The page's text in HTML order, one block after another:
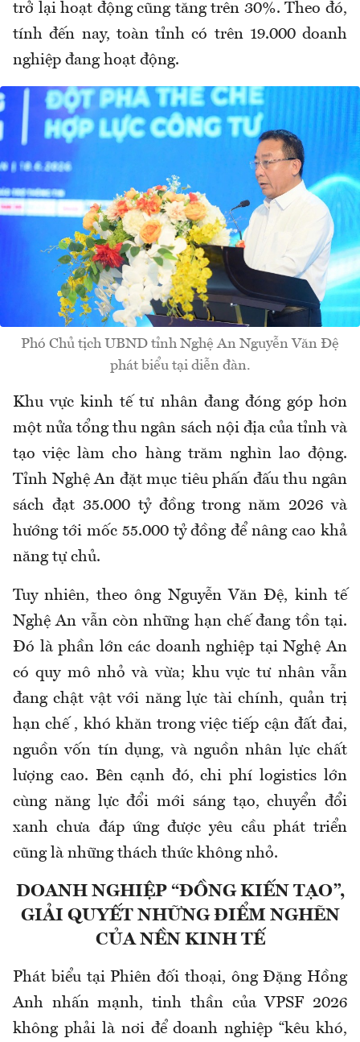
trở lại hoạt động cũng tăng trên 30%. Theo đó,
tính đến nay, toàn tỉnh có trên 19.000 doanh
nghiệp đang hoạt động.
Phó Chủ tịch UBND tỉnh Nghệ An Nguyễn Văn Đệ
phát biểu tại diễn đàn.
Khu vực kinh tế tư nhân đang đóng góp hơn
một nửa tổng thu ngân sách nội địa của tỉnh và
tạo việc làm cho hàng trăm nghìn lao động.
Tỉnh Nghệ An đặt mục tiêu phấn đấu thu ngân
sách đạt 35.000 tỷ đồng trong năm 2026 và
hướng tới mốc 55.000 tỷ đồng để nâng cao khả
năng tự chủ.
Tuy nhiên, theo ông Nguyễn Văn Đệ, kinh tế
Nghệ An vẫn còn những hạn chế đang tồn tại.
Đó là phần lớn các doanh nghiệp tại Nghệ An
có quy mô nhỏ và vừa; khu vực tư nhân vẫn
đang chật vật với năng lực tài chính, quản trị
hạn chế , khó khăn trong việc tiếp cận đất đai,
nguồn vốn tín dụng, và nguồn nhân lực chất
lượng cao. Bên cạnh đó, chi phí logistics lớn
cùng năng lực đổi mới sáng tạo, chuyển đổi
xanh chưa đáp ứng được yêu cầu phát triển
cũng là những thách thức không nhỏ.
DOANH NGHIỆP “ĐỒNG KIẾN TẠO”,
GIẢI QUYẾT NHỮNG ĐIỂM NGHẼN
CỦA NỀN KINH TẾ
Phát biểu tại Phiên đối thoại, ông Đặng Hồng
Anh nhấn mạnh, tinh thần của VPSF 2026
không phải là nơi để doanh nghiệp “kêu khó,